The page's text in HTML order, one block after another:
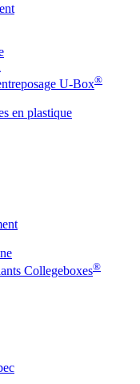
U-Box®
en plastique
Collegeboxes®